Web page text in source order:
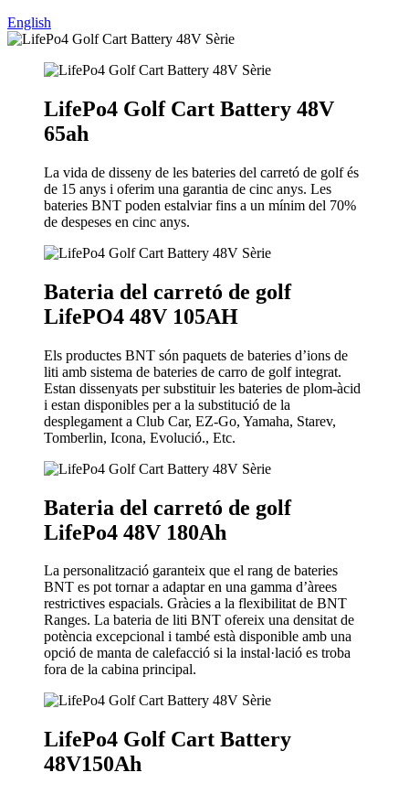
English
LifePo4 Golf Cart Battery 48V
65ah
La vida de disseny de les bateries del carretó de golf és
de 15 anys i oferim una garantia de cinc anys. Les
bateries BNT poden estalviar fins a un mínim del 70%
de despeses en cinc anys.
Bateria del carretó de golf
LifePO4 48V 105AH
Els productes BNT són paquets de bateries d’ions de
liti amb sistema de bateries de carro de golf integrat.
Estan dissenyats per substituir les bateries de plom-àcid
i estan disponibles per a la substitució de la
desplegament a Club Car, EZ-Go, Yamaha, Starev,
Tomberlin, Icona, Evolució., Etc.
Bateria del carretó de golf
LifePo4 48V 180Ah
La personalització garanteix que el rang de bateries
BNT es pot tornar a adaptar en una gamma d’àrees
restrictives espacials. Gràcies a la flexibilitat de BNT
Ranges. La bateria de liti BNT ofereix una densitat de
potència excepcional i també està disponible amb una
opció de manta de calefacció si la instal·lació es troba
fora de la cabina principal.
LifePo4 Golf Cart Battery
48V150Ah